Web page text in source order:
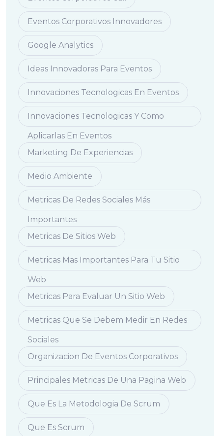
Eventos Corporativos Innovadores
Google Analytics
Ideas Innovadoras Para Eventos
Innovaciones Tecnologicas En Eventos
Innovaciones Tecnologicas Y Como
Aplicarlas En Eventos
Marketing De Experiencias
Medio Ambiente
Metricas De Redes Sociales Más
Importantes
Metricas De Sitios Web
Metricas Mas Importantes Para Tu Sitio
Web
Metricas Para Evaluar Un Sitio Web
Metricas Que Se Debem Medir En Redes
Sociales
Organizacion De Eventos Corporativos
Principales Metricas De Una Pagina Web
Que Es La Metodologia De Scrum
Que Es Scrum